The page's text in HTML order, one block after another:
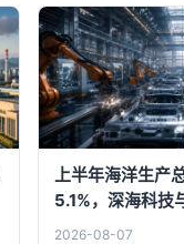
上半年海洋生产
5.1%，深海科技
两大引擎
2026-08-07